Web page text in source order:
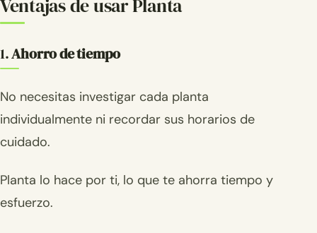
Ventajas de usar Planta
1.Ahorro de tiempo
No necesitas investigar cada planta
individualmente ni recordar sus horarios de
cuidado.
Planta lo hace por ti, lo que te ahorra tiempo y
esfuerzo.